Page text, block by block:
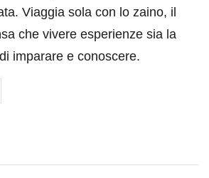
Viaggia sola con lo zaino, il
che vivere esperienze sia la
imparare e conoscere.